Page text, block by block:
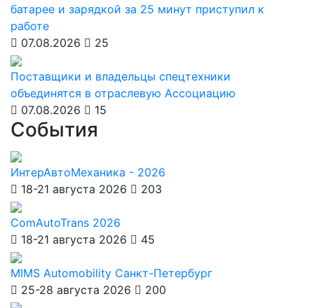
батарее и зарядкой за 25 минут приступил к
работе
07.08.2026
25
Поставщики и владельцы спецтехники
объединятся в отраслевую Ассоциацию
07.08.2026
15
События
ИнтерАвтоМеханика - 2026
18-21 августа 2026
203
ComAutoTrans 2026
18-21 августа 2026
45
MIMS Automobility Санкт-Петербург
25-28 августа 2026
200